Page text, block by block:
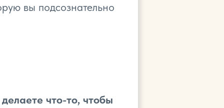
вы подсознательно
делаете что-то, чтобы